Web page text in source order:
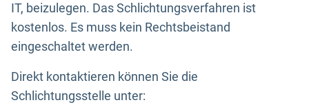
IT, beizulegen. Das Schlichtungsverfahren ist
kostenlos. Es muss kein Rechtsbeistand
eingeschaltet werden.
Direkt kontaktieren können Sie die
Schlichtungsstelle unter: